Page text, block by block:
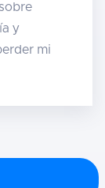
y
mi